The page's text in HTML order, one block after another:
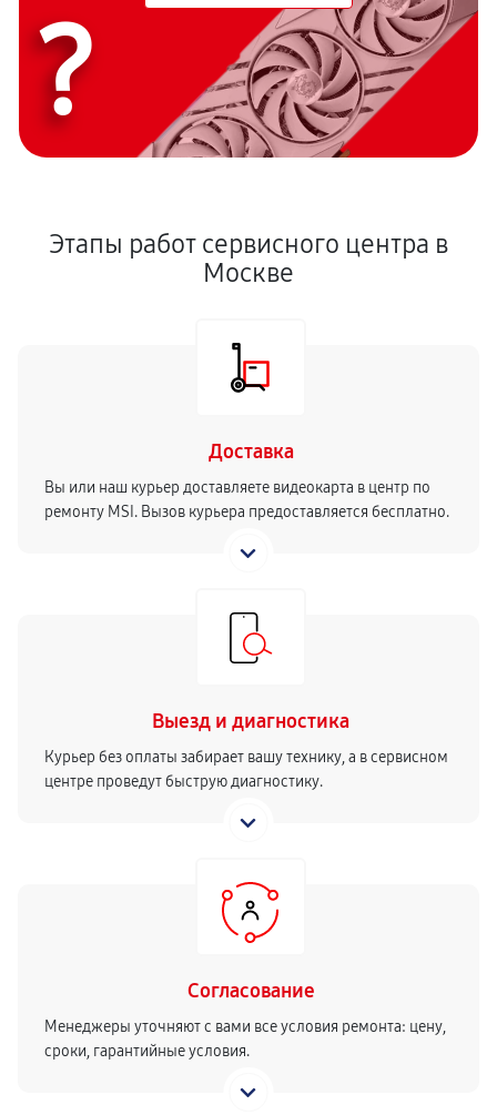
?
Этапы работ сервисного центра в
Москве
Доставка
Вы или наш курьер доставляете видеокарта в центр по
ремонту MSI. Вызов курьера предоставляется бесплатно.
Выезд и диагностика
Курьер без оплаты забирает вашу технику, а в сервисном
центре проведут быструю диагностику.
Согласование
Менеджеры уточняют с вами все условия ремонта: цену,
сроки, гарантийные условия.